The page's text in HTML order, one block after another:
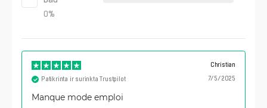
0%
Christian
7/5/2025
Patikrinta ir surinkta Trustpilot
Manque mode emploi